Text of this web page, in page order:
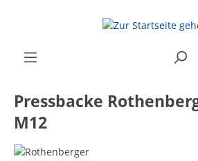
Pressbacke
M12